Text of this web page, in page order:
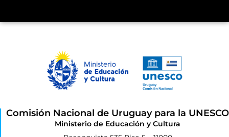
Comisión Nacional de Uruguay para la UNESCO
Ministerio de Educación y Cultura